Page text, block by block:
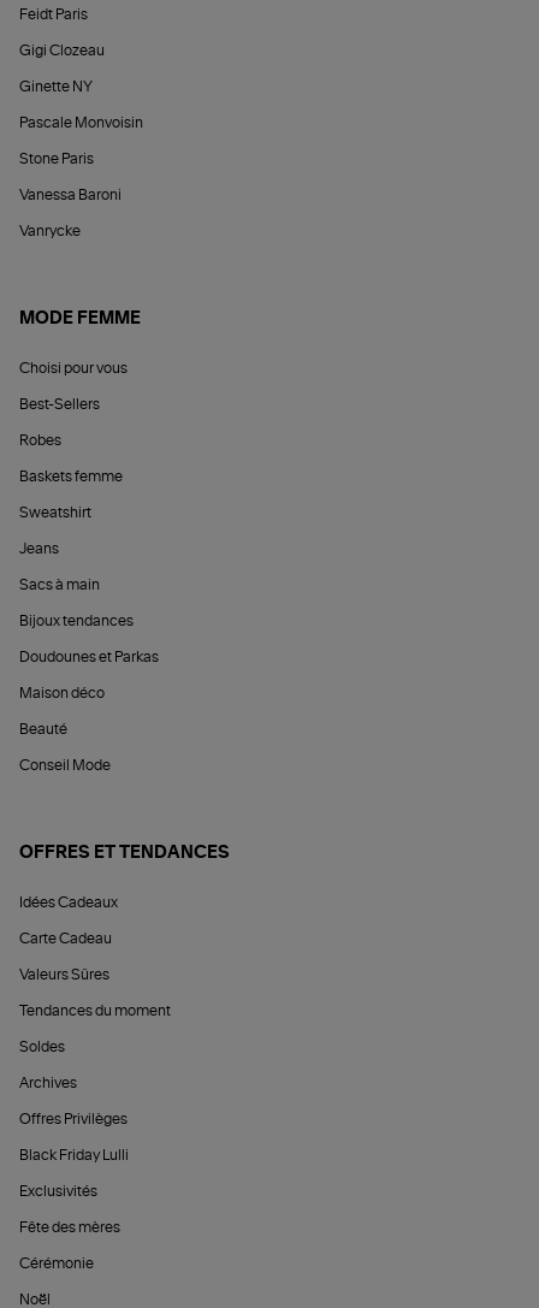
Feidt Paris
Gigi Clozeau
Ginette NY
Pascale Monvoisin
Stone Paris
Vanessa Baroni
Vanrycke
MODE FEMME
Choisi pour vous
Best-Sellers
Robes
Baskets femme
Sweatshirt
Jeans
Sacs à main
Bijoux tendances
Doudounes et Parkas
Maison déco
Beauté
Conseil Mode
OFFRES ET TENDANCES
Idées Cadeaux
Carte Cadeau
Valeurs Sûres
Tendances du moment
Soldes
Archives
Offres Privilèges
Black Friday Lulli
Exclusivités
Fête des mères
Cérémonie
Noël